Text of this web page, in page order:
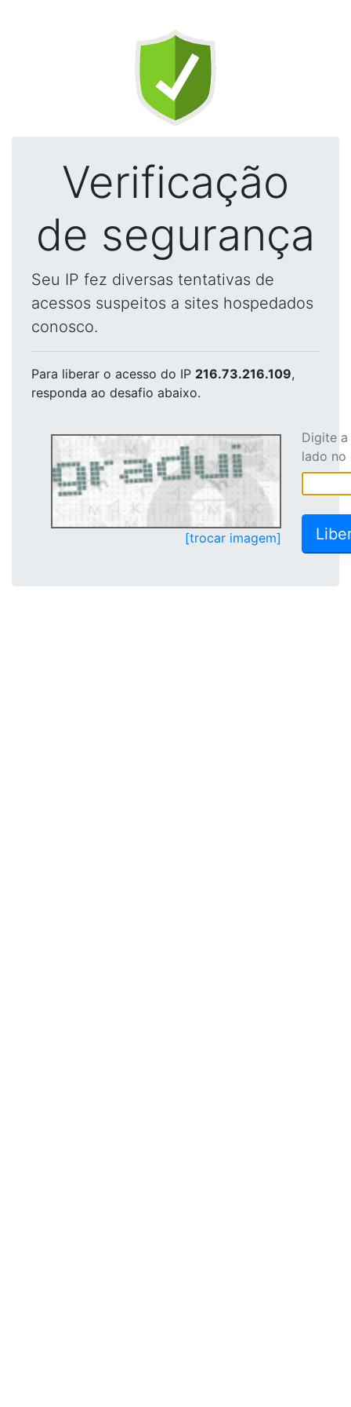
Verificação
de segurança
Seu IP fez diversas tentativas de
acessos suspeitos a sites hospedados
conosco.
Para liberar o acesso do IP 216.73.216.109,
responda ao desafio abaixo.
[trocar imagem]
Digite
lado no